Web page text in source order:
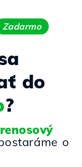
Zadarmo
do
?
o